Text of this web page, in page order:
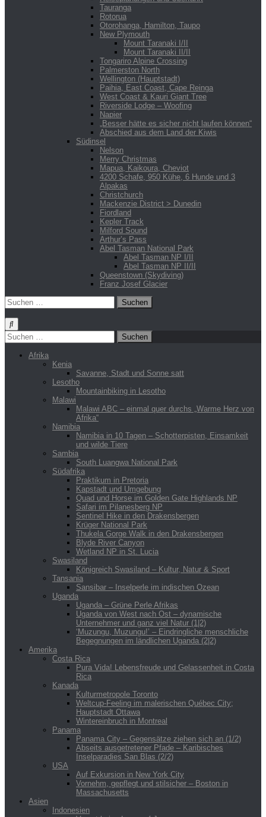
Tauranga
Rotorua
Otorohanga, Hamilton, Taupo
New Plymouth
Mount Taranaki I/II
Mount Taranaki II/II
Tongariro Alpine Crossing
Palmerston North
Wellington (Hauptstadt)
Paihia, East Coast, Cape Reinga
West Coast & Kauri Giant Tree
Riverside Lodge – Woofing
Napier
„Besser hätte es sicher nicht laufen können“
Abschied aus dem Land der Kiwis
Südinsel
Nelson
Merry Christmas
Mapua, Kaikoura, Cheviot
4200 Schafe, 950 Kühe, 6 Hunde und 3
Alpakas
Christchurch
Mackenzie District > Dunedin
Fiordland
Kepler Track
Milford Sound
Arthur’s Pass
Abel Tasman National Park
Abel Tasman NP I/II
Abel Tasman NP II/II
Queenstown (Skydiving)
Franz Josef Glacier
Suchen
nach:
Suchen
nach:
Afrika
Kenia
Savanne, Stadt und Sonne satt
Lesotho
Mountainbiking in Lesotho
Malawi
Malawi ABC – einmal quer durchs „Warme Herz von
Afrika“
Namibia
Namibia in 10 Tagen – Schotterpisten, Einsamkeit
und wilde Tiere
Sambia
South Luangwa National Park
Südafrika
Praktikum in Pretoria
Kapstadt und Umgebung
Quad und Horse im Golden Gate Highlands NP
Safari im Pilanesberg NP
Sentinel Hike in den Drakensbergen
Krüger National Park
Thukela Gorge Walk in den Drakensbergen
Blyde River Canyon
Wetland NP in St. Lucia
Swasiland
Königreich Swasiland – Kultur, Natur & Sport
Tansania
Sansibar – Inselperle im indischen Ozean
Uganda
Uganda – Grüne Perle Afrikas
Uganda von West nach Ost – dynamische
Unternehmer und ganz viel Natur (1|2)
‘Muzungu, Muzungu!’ – Eindringliche menschliche
Begegnungen im ländlichen Uganda (2|2)
Amerika
Costa Rica
Pura Vida! Lebensfreude und Gelassenheit in Costa
Rica
Kanada
Kulturmetropole Toronto
Weltcup-Feeling im malerischen Québec City;
Hauptstadt Ottawa
Wintereinbruch in Montreal
Panama
Panama City – Gegensätze ziehen sich an (1/2)
Abseits ausgetretener Pfade – Karibisches
Inselparadies San Blas (2/2)
USA
Auf Exkursion in New York City
Vornehm, gepflegt und stilsicher – Boston in
Massachusetts
Asien
Indonesien